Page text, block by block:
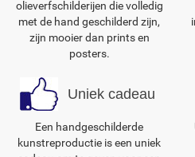
olieverfschilderijen die volledig
met de hand geschilderd zijn,
zijn mooier dan prints en
posters.
Uniek cadeau
Een handgeschilderde
kunstreproductie is een uniek